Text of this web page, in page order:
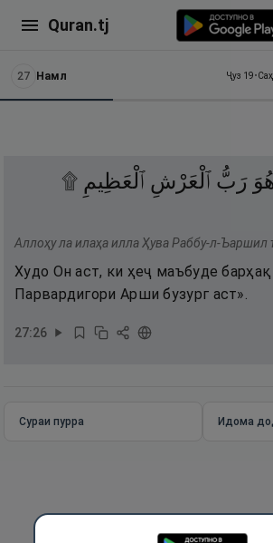
Quran.tj
27 Намл Ҷуз 19•
هُوَ رَبُّ ٱلْعَرْشِ ٱلْعَظِيمِ ۩‏
Аллоҳу ла илаҳа илла Ҳува Раббу-л-Ъаршил
Худо Он аст, ки ҳеҷ маъбуде барҳақ
Парвардигори Арши бузург аст».
27:26
Сураи пурра Идома